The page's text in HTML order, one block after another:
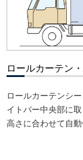
ロールカーテン
ロールカーテンシ
イトバー中央部に
高さに合わせて自